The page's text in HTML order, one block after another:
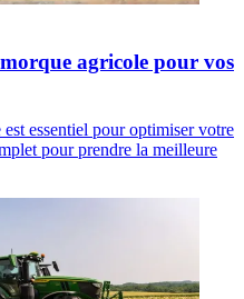
agricole pour vos
essentiel pour optimiser votre
pour prendre la meilleure